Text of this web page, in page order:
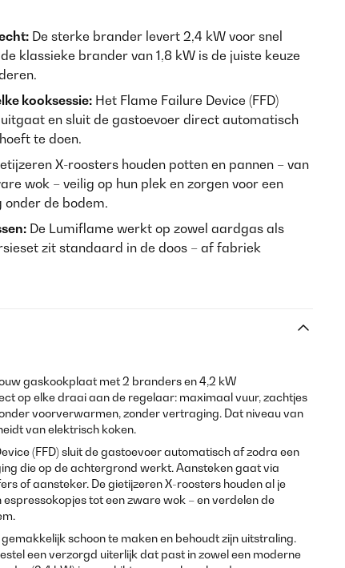
De sterke brander levert 2,4 kW voor snel
klassieke brander van 1,8 kW is de juiste keuze
kooksessie: Het Flame Failure Device (FFD)
en sluit de gastoevoer direct automatisch
te doen.
X-roosters houden potten en pannen – van
wok – veilig op hun plek en zorgen voor een
de bodem.
De Lumiflame werkt op zowel aardgas als
zit standaard in de doos – af fabriek
gaskookplaat met 2 branders en 4,2 kW
op elke draai aan de regelaar: maximaal vuur, zachtjes
voorverwarmen, zonder vertraging. Dat niveau van
van elektrisch koken.
(FFD) sluit de gastoevoer automatisch af zodra een
die op de achtergrond werkt. Aansteken gaat via
of aansteker. De gietijzeren X-roosters houden al je
tot een zware wok – en verdelen de
schoon te maken en behoudt zijn uitstraling.
een verzorgd uiterlijk dat past in zowel een moderne